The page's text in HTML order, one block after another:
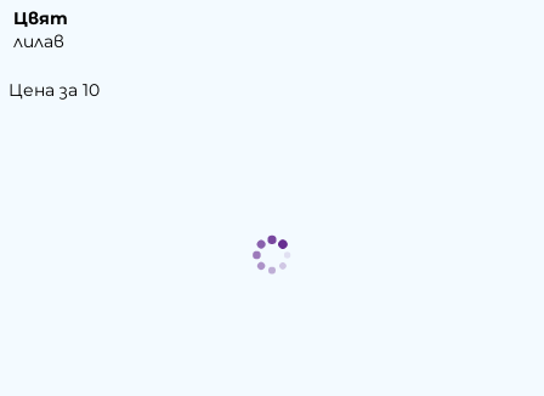
Цвят
лилав
Цена за 10